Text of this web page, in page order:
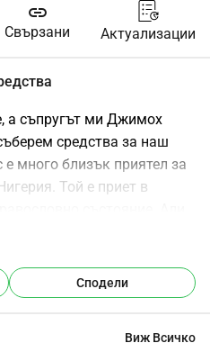
link
Свързани Актуализации
а съпругът ми Джимох
средства за наш
много близък приятел за
Той е приет в
с операцията на крака
г., когато имаше
деня на сватбата си
Сподели
Виж Всичко